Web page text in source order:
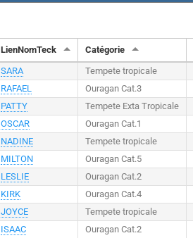
LienNomTeck Catégorie
SARA Tempete tropicale
RAFAEL Ouragan Cat.3
PATTY Tempete Exta Tropicale
OSCAR Ouragan Cat.1
NADINE Tempete tropicale
MILTON Ouragan Cat.5
LESLIE Ouragan Cat.2
KIRK Ouragan Cat.4
JOYCE Tempete tropicale
ISAAC Ouragan Cat.2